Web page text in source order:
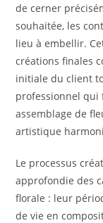
de cerner
souhaitée, les
lieu à embellir.
créations finales
initiale du client
professionnel
assemblage de
artistique
Le processus
approfondie des
florale : leur
de vie en